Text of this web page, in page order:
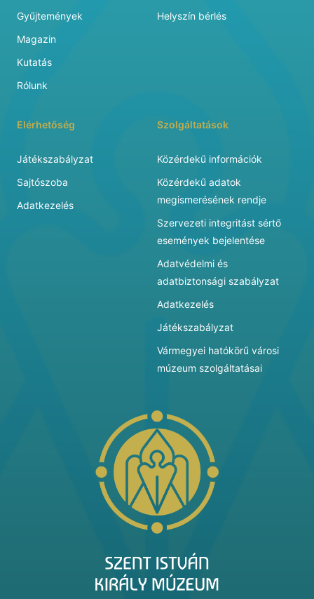
Gyűjtemények
Magazin
Kutatás
Rólunk
Helyszín bérlés
Elérhetőség
Játékszabályzat
Sajtószoba
Adatkezelés
Szolgáltatások
Közérdekű információk
Közérdekű adatok
megismerésének rendje
Szervezeti integritást sértő
események bejelentése
Adatvédelmi és
adatbiztonsági szabályzat
Adatkezelés
Játékszabályzat
Vármegyei hatókörű városi
múzeum szolgáltatásai